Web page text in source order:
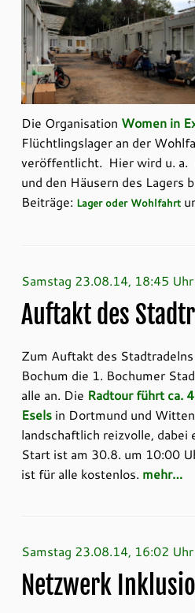
Die Organisation Women in
Flüchtlingslager an der
veröffentlicht. Hier wird u. a.
und den Häusern des Lagers
Beiträge: Lager oder Wohlfahrt
Samstag 23.08.14, 18:45 Uhr
Auftakt des
Zum Auftakt des
Bochum die 1. Bochumer
alle an. Die Radtour führt ca.
Esels in Dortmund und
landschaftlich reizvolle, dabei
Start ist am 30.8. um 10:00
ist für alle kostenlos. mehr…
Samstag 23.08.14, 16:02 Uhr
Netzwerk